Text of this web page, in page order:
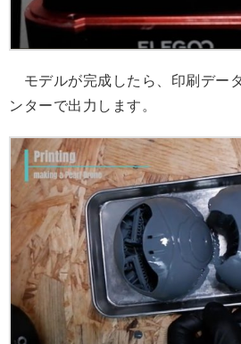
モデルが完成したら、印刷デー
ンターで出力します。